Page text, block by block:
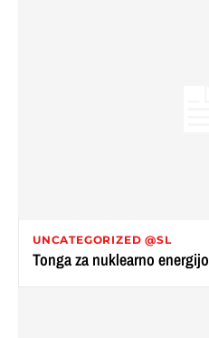
UNCATEGORIZED @SL
Tonga za nuklearno energijo